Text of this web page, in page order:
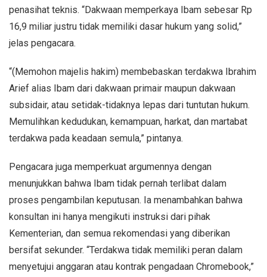
penasihat teknis. “Dakwaan memperkaya Ibam sebesar Rp
16,9 miliar justru tidak memiliki dasar hukum yang solid,”
jelas pengacara.
“(Memohon majelis hakim) membebaskan terdakwa Ibrahim
Arief alias Ibam dari dakwaan primair maupun dakwaan
subsidair, atau setidak-tidaknya lepas dari tuntutan hukum.
Memulihkan kedudukan, kemampuan, harkat, dan martabat
terdakwa pada keadaan semula,” pintanya.
Pengacara juga memperkuat argumennya dengan
menunjukkan bahwa Ibam tidak pernah terlibat dalam
proses pengambilan keputusan. Ia menambahkan bahwa
konsultan ini hanya mengikuti instruksi dari pihak
Kementerian, dan semua rekomendasi yang diberikan
bersifat sekunder. “Terdakwa tidak memiliki peran dalam
menyetujui anggaran atau kontrak pengadaan Chromebook,”